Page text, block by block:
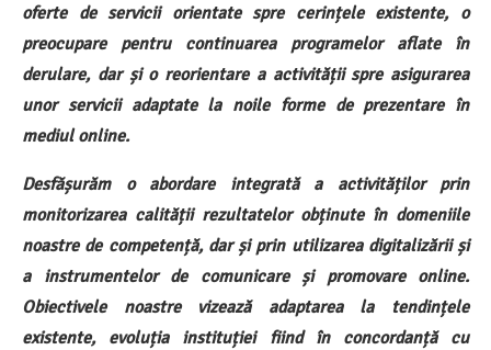
oferte de servicii orientate spre cerințele existente, o
preocupare pentru continuarea programelor aflate în
derulare, dar și o reorientare a activității spre asigurarea
unor servicii adaptate la noile forme de prezentare în
mediul online.
Desfășurăm o abordare integrată a activităților prin
monitorizarea calității rezultatelor obținute în domeniile
noastre de competență, dar și prin utilizarea digitalizării și
a instrumentelor de comunicare și promovare online.
Obiectivele noastre vizează adaptarea la tendințele
existente, evoluția instituției fiind în concordanță cu